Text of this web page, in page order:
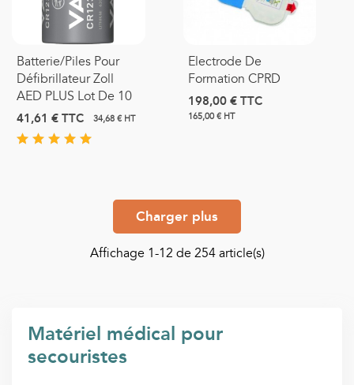
Matériel médical pour
secouristes
Batterie/Piles Pour
Défibrillateur Zoll
AED PLUS Lot De 10
41,61 €TTC 34,68 € HT
Electrode De
Formation CPRD
198,00 €TTC
165,00 € HT
Charger plus
Affichage 1-12 de 254 article(s)